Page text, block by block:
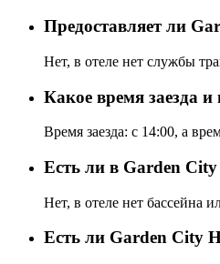
Предоставляет ли
Нет, в отеле нет службы
Какое время заезда
Время заезда: с 14:00, а
Есть ли в Garden
Нет, в отеле нет бассейна
Eсть ли Garden City